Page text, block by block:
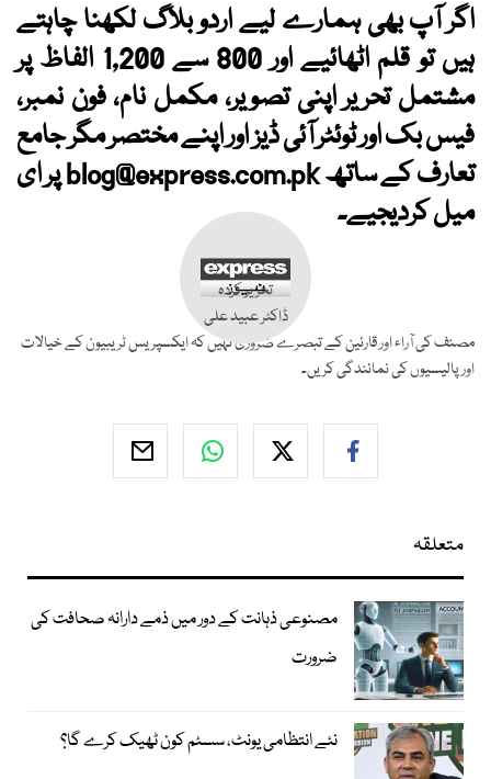
اگر آپ بھی ہمارے لیے اردو بلاگ لکھنا چاہتے
ہیں تو قلم اٹھائیے اور 800 سے 1,200 الفاظ پر
مشتمل تحریر اپنی تصویر، مکمل نام، فون نمبر،
فیس بک اور ٹوئٹر آئی ڈیز اور اپنے مختصر مگر جامع
تعارف کے ساتھblog@express.com.pkپر ای
میل کردیجیے۔
تحریر کردہ
ڈاکٹر عبید علی
مصنف کی آراء اور قارئین کے تبصرے ضروری نہیں کہ ایکسپریس ٹریبیون کے خیالات
اور پالیسیوں کی نمائندگی کریں۔
متعلقہ
مصنوعی ذہانت کے دور میں ذمے دارانہ صحافت کی
ضرورت
نئے انتظامی یونٹ، سسٹم کون ٹھیک کرے گا؟